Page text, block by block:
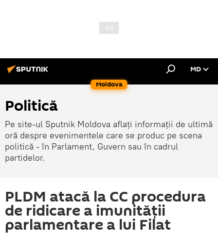
Moldova
MD
Politică
Pe site-ul Sputnik Moldova aflați informații de ultimă
oră despre evenimentele care se produc pe scena
politică - în Parlament, Guvern sau în cadrul
partidelor.
PLDM atacă la CC procedura
de ridicare a imunităţii
parlamentare a lui Filat